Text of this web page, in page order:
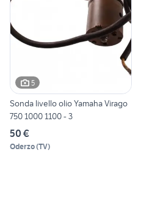
5
Sonda livello olio Yamaha Virago
750 1000 1100 - 3
50 €
Oderzo(TV)